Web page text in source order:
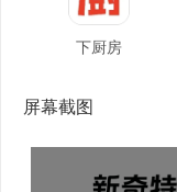
下厨房
屏幕截图